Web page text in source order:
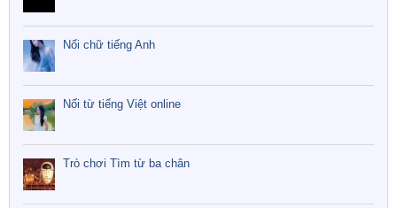
Nối chữ tiếng Anh
Nối từ tiếng Việt online
Trò chơi Tìm từ ba chân